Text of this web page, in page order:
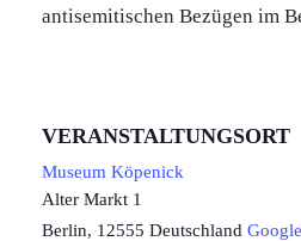
antisemitischen Bezügen im
VERANSTALTUNGSORT
Museum Köpenick
Alter Markt 1
Berlin, 12555 Deutschland